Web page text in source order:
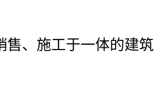
售、施工于一体的建筑